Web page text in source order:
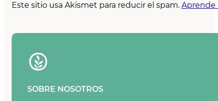
Este sitio usa Akismet para reducir el spam. Aprende
SOBRE NOSOTROS